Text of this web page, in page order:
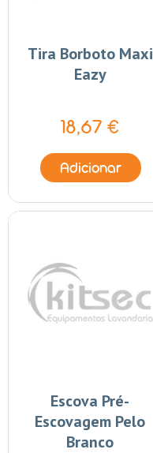
Tira Borboto Maxi
Eazy
18,67 €
Adicionar
Escova Pré-
Escovagem Pelo
Branco